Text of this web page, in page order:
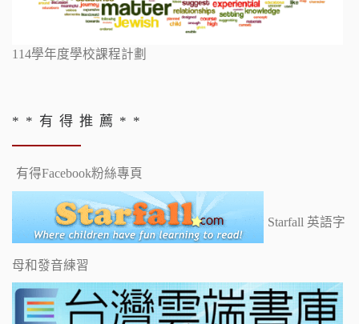
114學年度學校課程計劃
* * 有 得 推 薦 * *
有得Facebook粉絲專頁
Starfall 英語字
母和發音練習